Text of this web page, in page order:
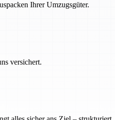
Ihrer Umzugsgüter.
versichert.